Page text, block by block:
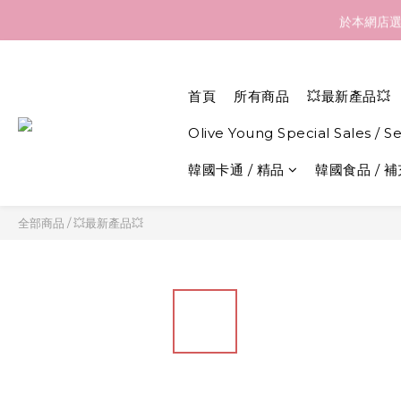
訂貨到貨資訊：於
於本網店
首頁 所有商品 💥最新產品💥
Olive Young Special Sales /
韓國卡通 / 精品 韓國食品 / 補
全部商品 /💥最新產品💥